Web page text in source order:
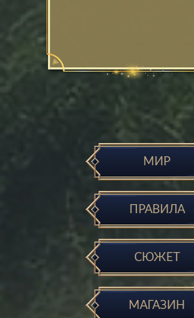
МИР
ПРАВИЛА
СЮЖЕТ
МАГАЗИН